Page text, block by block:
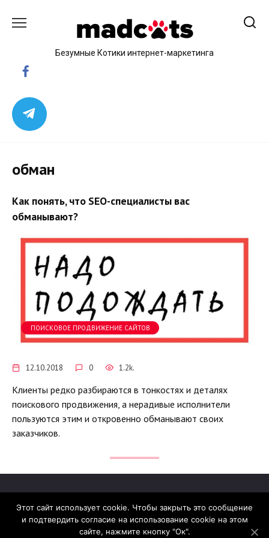
Безумные Котики интернет-маркетинга
обман
Как понять, что SEO-специалисты вас
обманывают?
ПОИСКОВОЕ ПРОДВИЖЕНИЕ САЙТОВ
12.10.2018 0 1.2k.
Клиенты редко разбираются в тонкостях и деталях
поискового продвижения, а нерадивые исполнители
пользуются этим и откровенно обманывают своих
заказчиков.
© 2026 madcats.ru
Сайт работает на теме Reboot
Этот сайт использует cookie. Чтобы закрыть это сообщение
и подтвердить согласие на использование cookie на этом
сайте, нажмите кнопку "Ок".